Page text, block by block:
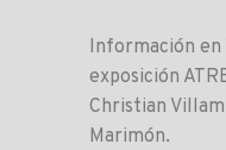
Información en
exposición
Christian
Marimón.